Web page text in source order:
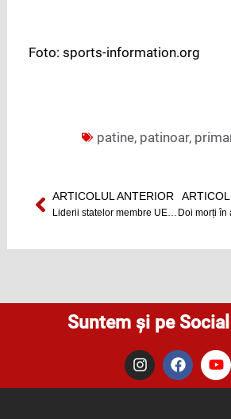
Foto: sports-information.org
patine, patinoar,
Prev
ARTICOLUL ANTERIOR
Liderii statelor membre UE nu au ajuns la un acord comun la Summitul de la Bruxelles
Suntem și pe
I
n
s
F
a
c
Y
o
u